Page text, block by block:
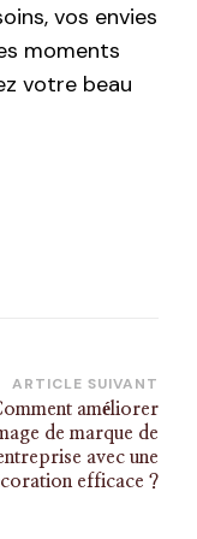
vos envies
moments
votre beau
ARTICLE SUIVANT
améliorer
de marque de
avec une
efficace ?